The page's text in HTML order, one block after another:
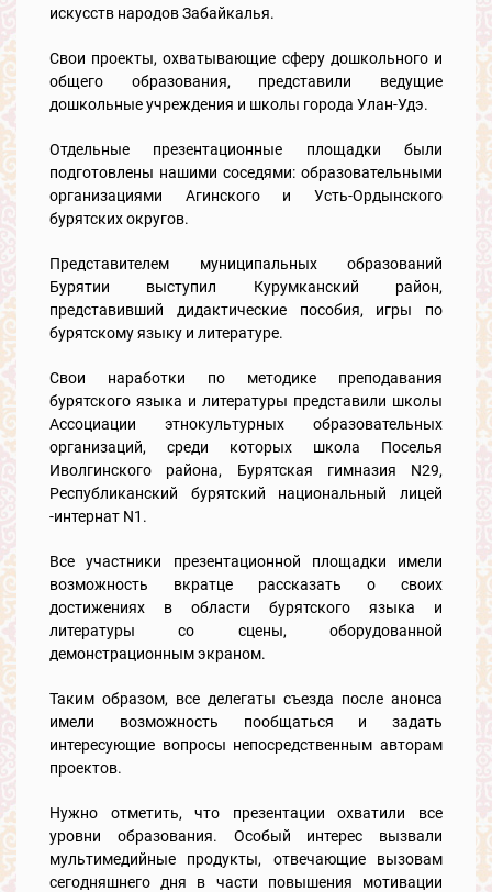
искусств народов Забайкалья.
Свои проекты, охватывающие сферу дошкольного и
общего образования, представили ведущие
дошкольные учреждения и школы города Улан-Удэ.
Отдельные презентационные площадки были
подготовлены нашими соседями: образовательными
организациями Агинского и Усть-Ордынского
бурятских округов.
Представителем муниципальных образований
Бурятии выступил Курумканский район,
представивший дидактические пособия, игры по
бурятскому языку и литературе.
Свои наработки по методике преподавания
бурятского языка и литературы представили школы
Ассоциации этнокультурных образовательных
организаций, среди которых школа Поселья
Иволгинского района, Бурятская гимназия N29,
Республиканский бурятский национальный лицей
-интернат N1.
Все участники презентационной площадки имели
возможность вкратце рассказать о своих
достижениях в области бурятского языка и
литературы со сцены, оборудованной
демонстрационным экраном.
Таким образом, все делегаты съезда после анонса
имели возможность пообщаться и задать
интересующие вопросы непосредственным авторам
проектов.
Нужно отметить, что презентации охватили все
уровни образования. Особый интерес вызвали
мультимедийные продукты, отвечающие вызовам
сегодняшнего дня в части повышения мотивации